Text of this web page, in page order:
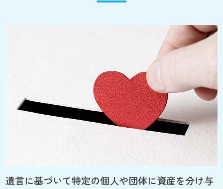
遺言に基づいて特定の個人や団体に資産を分け与